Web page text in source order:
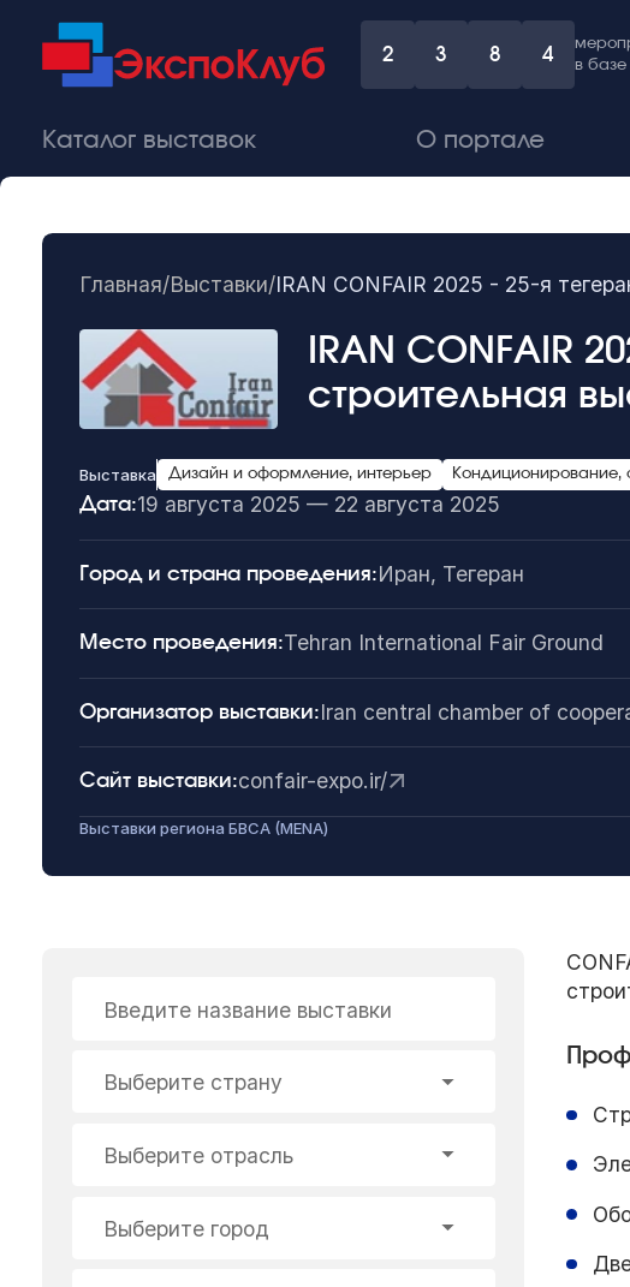
2 3 8 4
в базе
Каталог выставок О портале
Главная/Выставки/IRAN CONFAIR 2025 - 25-я
IRAN CONFAIR
строительная
Выставка Дизайн и оформление, интерьер Кондиционирование,
Дата:19 августа 2025 — 22 августа 2025
Город и страна проведения:Иран, Тегеран
Место проведения:Tehran International Fair Ground
Организатор выставки:Iran central chamber of
Сайт выставки:confair-expo.ir/
Выставки региона БВСА (MENA)
Введите название выставки
Выберите страну
Выберите отрасль
Выберите город